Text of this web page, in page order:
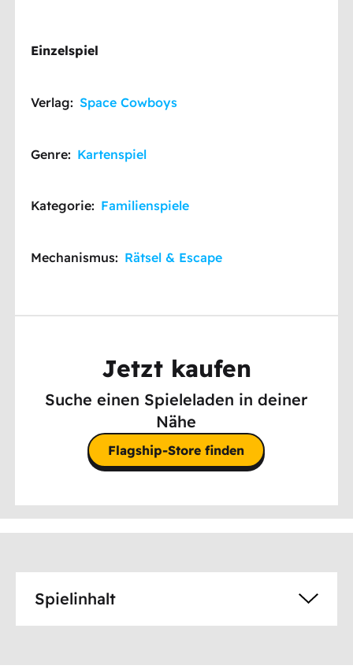
Einzelspiel
Verlag: Space Cowboys
Genre: Kartenspiel
Kategorie: Familienspiele
Mechanismus: Rätsel & Escape
Jetzt kaufen
Suche einen Spieleladen in deiner
Nähe
Flagship-Store finden
Spielinhalt